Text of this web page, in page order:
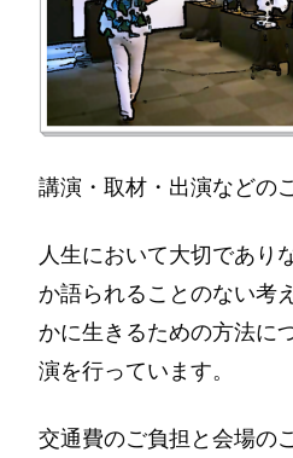
講演・取材・出演などの
人生において大切であり
か語られることのない考
かに生きるための方法に
演を行っています。
交通費のご負担と会場の